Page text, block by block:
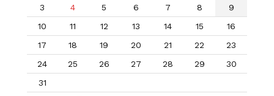
3
4 5 6 7 8
9
10
11 12 13 14 15
16
17
18 19 20 21 22
23
24
25 26 27 28 29
30
31